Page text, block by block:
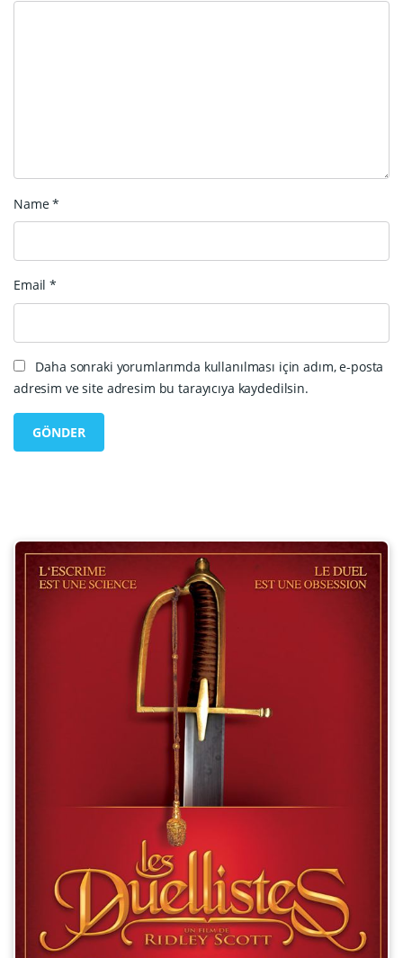
Name*
Email*
Daha sonraki yorumlarımda kullanılması için adım, e-posta
adresim ve site adresim bu tarayıcıya kaydedilsin.